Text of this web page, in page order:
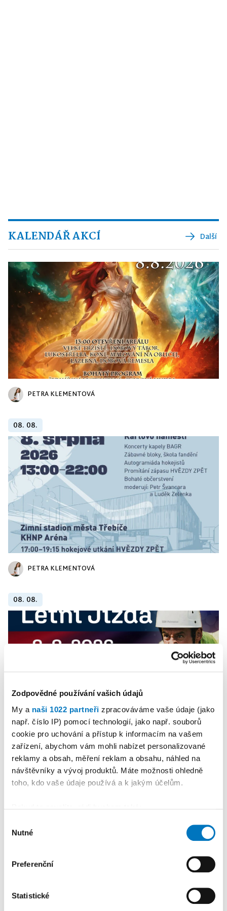
Zodpovědné používání vašich údajů
My a naši 1022 partneři zpracováváme vaše údaje (jako
např. číslo IP) pomocí technologií, jako např. souborů
cookie pro uchování a přístup k informacím na vašem
zařízení, abychom vám mohli nabízet personalizované
reklamy a obsah, měření reklam a obsahu, náhled na
návštěvníky a vývoj produktů. Máte možnosti ohledně
toho, kdo vaše údaje používá a k jakým účelům.
poloze, které mohou být přesné na několik metrů
skenování pro konkrétní charakteristiky (otisk prstu)
Zjistěte více o tom, jak zpracováváme vaše osobní
Svůj souhlas můžete kdykoliv změnit nebo odvolat v
souhlasu
Nutné
Preferenční
Statistické
KALENDÁŘ AKCÍ Další
PETRA KLEMENTOVÁ
08. 08.
PETRA KLEMENTOVÁ
08. 08.
PETRA KLEMENTOVÁ
08. 08.